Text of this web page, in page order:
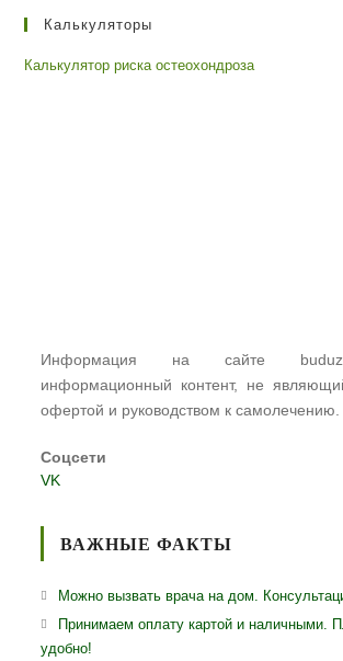
Калькуляторы
Калькулятор риска остеохондроза
Информация на сайте
информационный контент, не
офертой и руководством к самолечению.
Соцсети
VK
ВАЖНЫЕ ФАКТЫ
Можно вызвать врача на дом.
Принимаем оплату картой и наличными.
удобно!